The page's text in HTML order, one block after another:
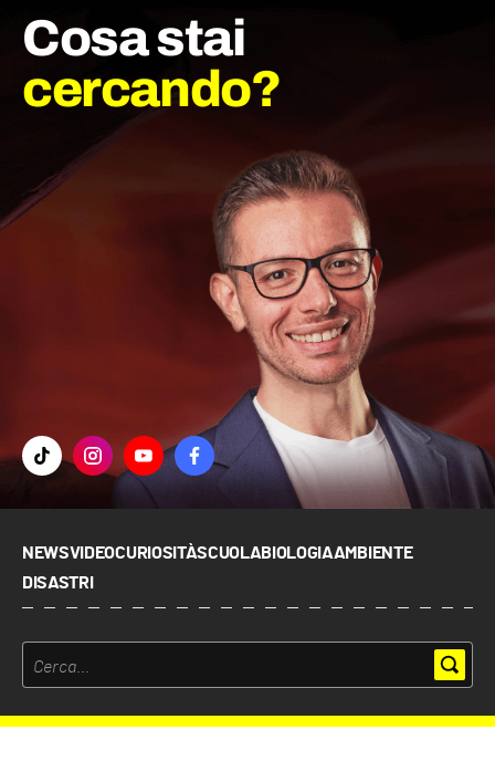
Cosa stai
cercando?
NEWSVIDEOCURIOSITÀSCUOLABIOLOGIAAMBIENTE
DISASTRI